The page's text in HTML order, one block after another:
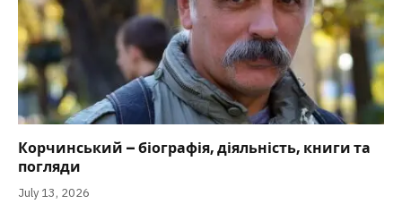
Корчинський – біографія, діяльність, книги та
погляди
July 13, 2026